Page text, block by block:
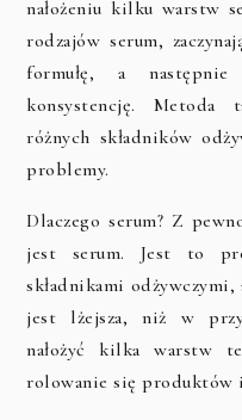
nałożeniu kilku warstw
rodzajów serum,
formułę, a
konsystencję. Metoda
różnych składników
problemy.
Dlaczego serum? Z
jest serum. Jest to
składnikami
jest lżejsza, niż w
nałożyć kilka warstw
rolowanie się produktów